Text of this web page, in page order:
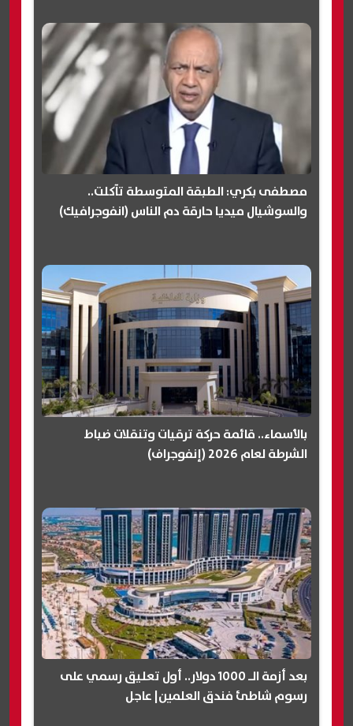
مصطفى بكري: الطبقة المتوسطة تآكلت..
والسوشيال ميديا حارقة دم الناس (انفوجرافيك)
بالأسماء.. قائمة حركة ترقيات وتنقلات ضباط
الشرطة لعام 2026 (إنفوجراف)
بعد أزمة الـ 1000 دولار.. أول تعليق رسمي على
رسوم شاطئ فندق العلمين| عاجل